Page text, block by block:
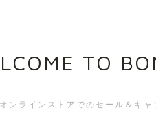
TO
ンラインストアでのセール＆キャ